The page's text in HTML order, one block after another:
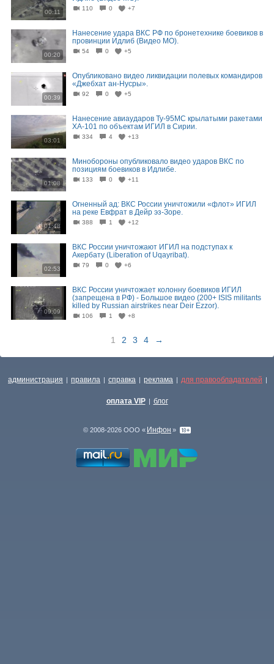
00:11
110 0 +7
00:20
Нанесение удара ВКС РФ по бронетехнике боевиков в
провинции Идлиб (Видео МО).
54 0 +5
00:39
Опубликовано видео ликвидации полевых командиров
«Джебхат ан-Нусры».
92 0 +5
03:01
Нанесение авиаударов Ту-95МС крылатыми ракетами
ХА-101 по объектам ИГИЛ в Сирии.
334 4 +13
01:08
Минобороны опубликовало видео ударов ВКС по
позициям боевиков в Идлибе.
133 0 +11
01:48
Огненный ад: ВКС России уничтожили «флот» ИГИЛ
на реке Евфрат в Дейр эз-Зоре.
388 1 +12
02:53
ВКС России уничтожают ИГИЛ на подступах к
Акербату (Liberation of Uqayribat).
79 0 +6
09:09
ВКС России уничтожает колонну боевиков ИГИЛ
(запрещена в РФ) - Большое видео (200+ ISIS militants
killed by Russian airstrikes near Deir Ezzor).
106 1 +8
1 2 3 4 →
администрация | правила | справка | реклама | для правообладателей |
оплата VIP | блог
© 2008-2026 ООО « Инфон »